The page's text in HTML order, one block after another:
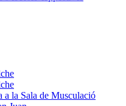
a la Sala de Musculació